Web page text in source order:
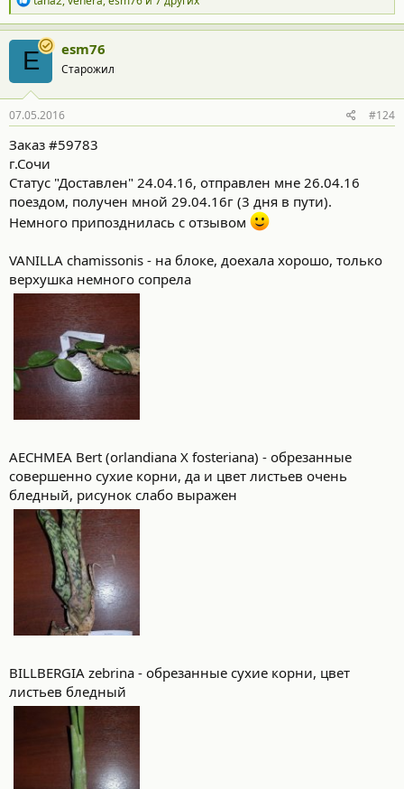
е
а
к
ц
и
и
:
E esm76
Старожил
07.05.2016 #124
Заказ #59783
г.Сочи
Статус "Доставлен" 24.04.16, отправлен мне 26.04.16
поездом, получен мной 29.04.16г (3 дня в пути).
Немного припозднилась с отзывом
VANILLA chamissonis - на блоке, доехала хорошо, только
верхушка немного сопрела
AECHMEA Bert (orlandiana X fosteriana) - обрезанные
совершенно сухие корни, да и цвет листьев очень
бледный, рисунок слабо выражен
BILLBERGIA zebrina - обрезанные сухие корни, цвет
листьев бледный